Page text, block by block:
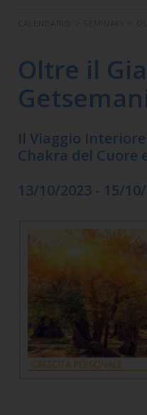
Oltre il
Il Viaggio
Chakra del Cuore
13/10/2023 - 15/